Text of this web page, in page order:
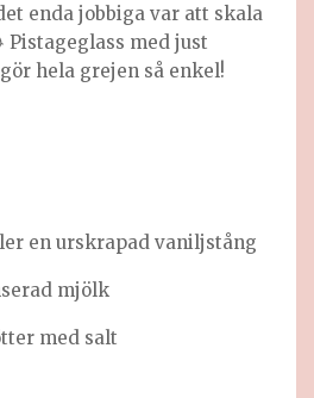
enda jobbiga var att skala
med just
hela grejen så enkel!
en urskrapad vaniljstång
mjölk
med salt